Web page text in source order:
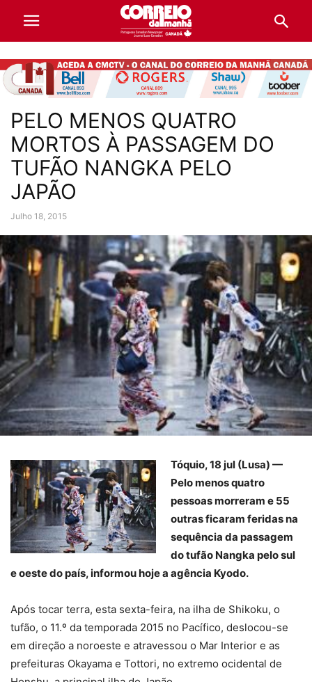
PELO MENOS QUATRO
MORTOS À PASSAGEM DO
TUFÃO NANGKA PELO
JAPÃO
Julho 18, 2015
Tóquio, 18 jul (Lusa) —
Pelo menos quatro
pessoas morreram e 55
outras ficaram feridas na
sequência da passagem
do tufão Nangka pelo sul
e oeste do país, informou hoje a agência Kyodo.
Após tocar terra, esta sexta-feira, na ilha de Shikoku, o
tufão, o 11.º da temporada 2015 no Pacífico, deslocou-se
em direção a noroeste e atravessou o Mar Interior e as
prefeituras Okayama e Tottori, no extremo ocidental de